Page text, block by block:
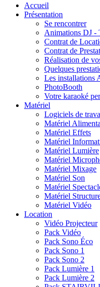
Accueil
Présentation
Se rencontrer
Animations DJ -
Contrat de
Contrat de
Réalisation de
Quelques
Les installations
PhotoBooth
Votre karaoké
Matériel
Logiciels de
Matériel
Matériel Effets
Matériel
Matériel Lumière
Matériel
Matériel Mixage
Matériel Son
Matériel
Matériel
Matériel Vidéo
Location
Vidéo Projecteur
Pack Vidéo
Pack Sono Éco
Pack Sono 1
Pack Sono 2
Pack Lumière 1
Pack Lumière 2